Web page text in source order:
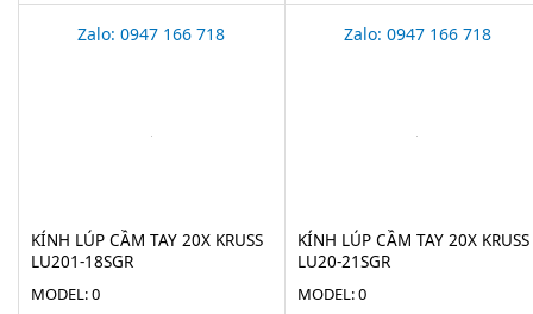
Zalo: 0947 166 718
KÍNH LÚP CẦM TAY 20X KRUSS
LU201-18SGR
MODEL: 0
Zalo: 0947 166 718
KÍNH LÚP CẦM TAY 20X KRUSS
LU20-21SGR
MODEL: 0